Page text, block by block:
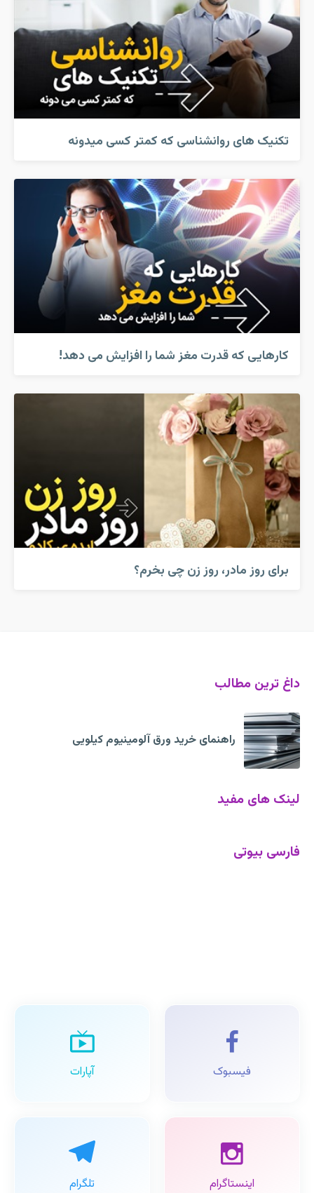
تکنیک های روانشناسی که کمتر کسی میدونه
کارهایی که قدرت مغز شما را افزایش می دهد!
برای روز مادر، روز زن چی بخرم؟
داغ ترین مطالب
راهنمای خرید ورق آلومینیوم کیلویی
لینک های مفید
فارسی بیوتی
فیسبوک آپارات
اینستاگرام تلگرام